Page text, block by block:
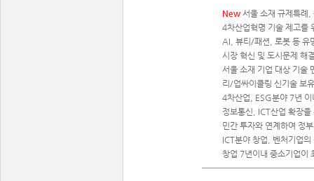
New 서울 소재 규제특례
4차산업혁명 기술 제고를
AI, 뷰티/패션, 로봇 등 유
시장 혁신 및 도시문제 해
서울 소재 기업 대상 기술
리/업싸이클링 신기술 보
4차산업, ESG분야 7년
정보통신, ICT산업 확장
민간 투자와 연계하여 정
ICT분야 창업, 벤처기업
창업 7년이내 중소기업이